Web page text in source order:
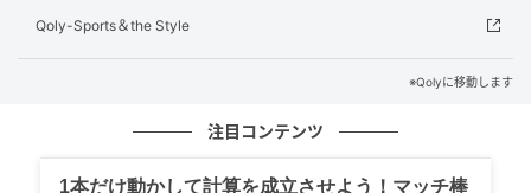
例の事態
の記事をもっとみる
Qoly-Sports＆the Style
※Qolyに移動します
注目コンテンツ
1本だけ動かして計算を成立させよう！マッチ棒